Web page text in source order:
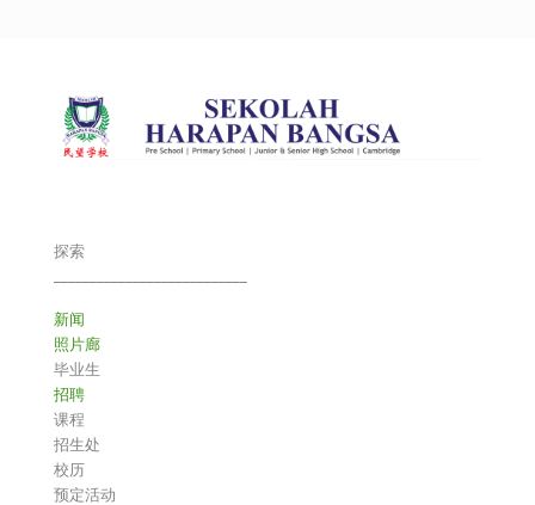
探索
新闻
照片廊
毕业生
招聘
课程
招生处
校历
预定活动